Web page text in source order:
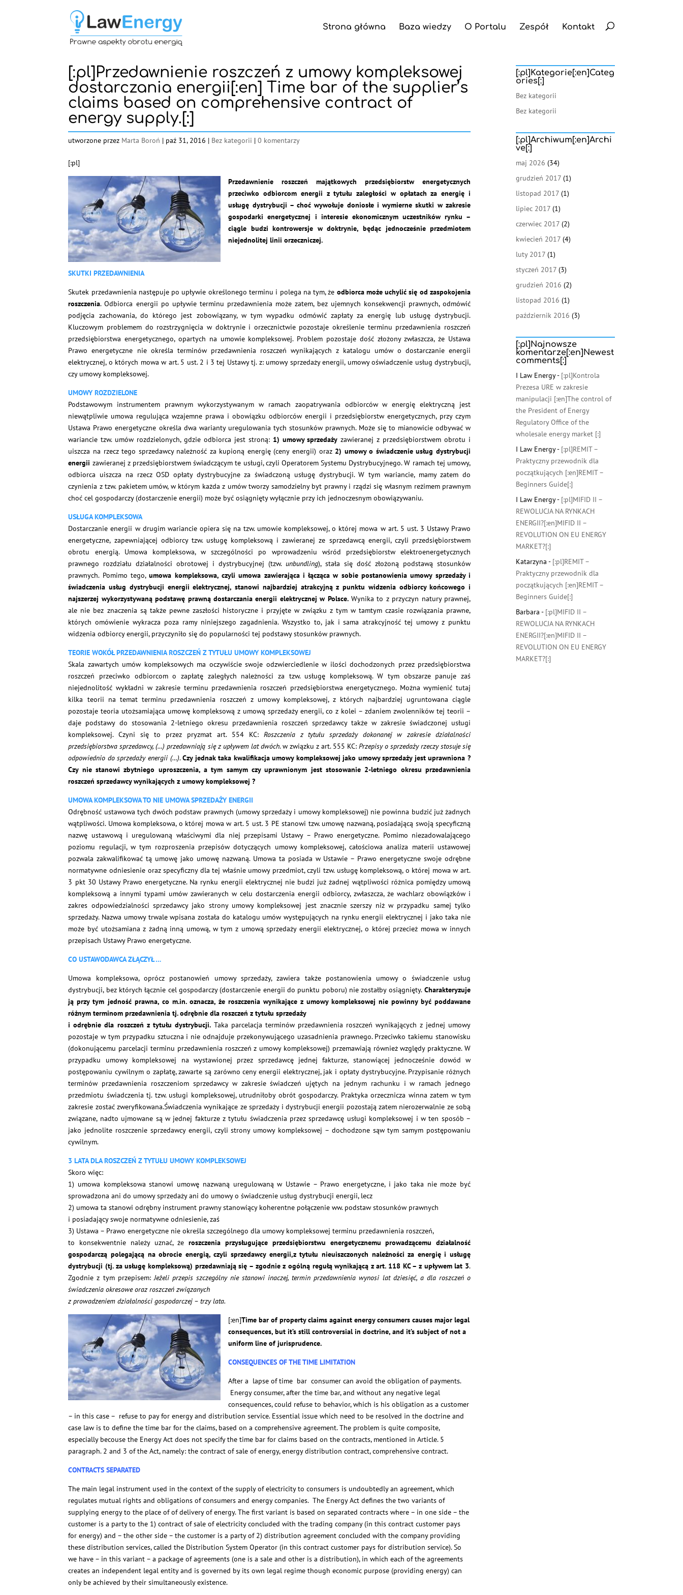
Strona główna Baza wiedzy O Portalu Zespół Kontakt
[:pl]Przedawnienie roszczeń z umowy kompleksowej
dostarczania energii[:en] Time bar of the supplier’s
claims based on comprehensive contract of
energy supply.[:]
utworzone przez Marta Boroń | paź 31, 2016 | Bez kategorii |0 komentarzy
[:pl]
Przedawnienie roszczeń majątkowych przedsiębiorstw energetycznych
przeciwko odbiorcom energii z tytułu zaległości w opłatach za energię i
usługę dystrybucji – choć wywołuje doniosłe i wymierne skutki w zakresie
gospodarki energetycznej i interesie ekonomicznym uczestników rynku –
ciągle budzi kontrowersje w doktrynie, będąc jednocześnie przedmiotem
niejednolitej linii orzeczniczej.
SKUTKI PRZEDAWNIENIA
Skutek przedawnienia następuje po upływie określonego terminu i polega na tym, że odbiorca może uchylić się od zaspokojenia
roszczenia. Odbiorca energii po upływie terminu przedawnienia może zatem, bez ujemnych konsekwencji prawnych, odmówić
podjęcia zachowania, do którego jest zobowiązany, w tym wypadku odmówić zapłaty za energię lub usługę dystrybucji.
Kluczowym problemem do rozstrzygnięcia w doktrynie i orzecznictwie pozostaje określenie terminu przedawnienia roszczeń
przedsiębiorstwa energetycznego, opartych na umowie kompleksowej. Problem pozostaje dość złożony zwłaszcza, że Ustawa
Prawo energetyczne nie określa terminów przedawnienia roszczeń wynikających z katalogu umów o dostarczanie energii
elektrycznej, o których mowa w art. 5 ust. 2 i 3 tej Ustawy tj. z: umowy sprzedaży energii, umowy oświadczenie usług dystrybucji,
czy umowy kompleksowej.
UMOWY ROZDZIELONE
Podstawowym instrumentem prawnym wykorzystywanym w ramach zaopatrywania odbiorców w energię elektryczną jest
niewątpliwie umowa regulująca wzajemne prawa i obowiązku odbiorców energii i przedsiębiorstw energetycznych, przy czym
Ustawa Prawo energetyczne określa dwa warianty uregulowania tych stosunków prawnych. Może się to mianowicie odbywać w
wariancie tzw. umów rozdzielonych, gdzie odbiorca jest stroną: 1) umowy sprzedaży zawieranej z przedsiębiorstwem obrotu i
uiszcza na rzecz tego sprzedawcy należność za kupioną energię (ceny energii) oraz 2) umowy o świadczenie usług dystrybucji
energii zawieranej z przedsiębiorstwem świadczącym te usługi, czyli Operatorem Systemu Dystrybucyjnego. W ramach tej umowy,
odbiorca uiszcza na rzecz OSD opłaty dystrybucyjne za świadczoną usługę dystrybucji. W tym wariancie, mamy zatem do
czynienia z tzw. pakietem umów, w którym każda z umów tworzy samodzielny byt prawny i rządzi się własnym reżimem prawnym
choć cel gospodarczy (dostarczenie energii) może być osiągnięty wyłącznie przy ich jednoczesnym obowiązywaniu.
USŁUGA KOMPLEKSOWA
Dostarczanie energii w drugim wariancie opiera się na tzw. umowie kompleksowej, o której mowa w art. 5 ust. 3 Ustawy Prawo
energetyczne, zapewniającej odbiorcy tzw. usługę kompleksową i zawieranej ze sprzedawcą energii, czyli przedsiębiorstwem
obrotu energią. Umowa kompleksowa, w szczególności po wprowadzeniu wśród przedsiębiorstw elektroenergetycznych
prawnego rozdziału działalności obrotowej i dystrybucyjnej (tzw.unbundling), stała się dość złożoną podstawą stosunków
prawnych. Pomimo tego,umowa kompleksowa, czyli umowa zawierająca i łącząca w sobie postanowienia umowy sprzedaży i
świadczenia usług dystrybucji energii elektrycznej, stanowi najbardziej atrakcyjną z punktu widzenia odbiorcy końcowego i
najszerzej wykorzystywaną podstawę prawną dostarczania energii elektrycznej w Polsce.Wynika to z przyczyn natury prawnej,
ale nie bez znaczenia są także pewne zaszłości historyczne i przyjęte w związku z tym w tamtym czasie rozwiązania prawne,
których omówienie wykracza poza ramy niniejszego zagadnienia. Wszystko to, jak i sama atrakcyjność tej umowy z punktu
widzenia odbiorcy energii, przyczyniło się do popularności tej podstawy stosunków prawnych.
TEORIE WOKÓŁ PRZEDAWNIENIA ROSZCZEŃ Z TYTUŁU UMOWY KOMPLEKSOWEJ
Skala zawartych umów kompleksowych ma oczywiście swoje odzwierciedlenie w ilości dochodzonych przez przedsiębiorstwa
roszczeń przeciwko odbiorcom o zapłatę zaległych należności za tzw. usługę kompleksową. W tym obszarze panuje zaś
niejednolitość wykładni w zakresie terminu przedawnienia roszczeń przedsiębiorstwa energetycznego. Można wymienić tutaj
kilka teorii na temat terminu przedawnienia roszczeń z umowy kompleksowej, z których najbardziej ugruntowana ciągle
pozostaje teoria utożsamiająca umowę kompleksową z umową sprzedaży energii, co z kolei – zdaniem zwolenników tej teorii –
daje podstawy do stosowania 2-letniego okresu przedawnienia roszczeń sprzedawcy także w zakresie świadczonej usługi
kompleksowej. Czyni się to przez pryzmat art. 554 KC: Roszczenia z tytułu sprzedaży dokonanej w zakresie działalności
przedsiębiorstwa sprzedawcy, (…) przedawniają się z upływem lat dwóch. w związku z art. 555 KC: Przepisy o sprzedaży rzeczy stosuje się
odpowiednio do sprzedaży energii (…).Czy jednak taka kwalifikacja umowy kompleksowej jako umowy sprzedaży jest uprawniona ?
Czy nie stanowi zbytniego uproszczenia, a tym samym czy uprawnionym jest stosowanie 2-letniego okresu przedawnienia
roszczeń sprzedawcy wynikających z umowy kompleksowej ?
UMOWA KOMPLEKSOWA TO NIE UMOWA SPRZEDAŻY ENERGII
Odrębność ustawowa tych dwóch podstaw prawnych (umowy sprzedaży i umowy kompleksowej) nie powinna budzić już żadnych
wątpliwości. Umowa kompleksowa, o której mowa w art. 5 ust. 3 PE stanowi tzw. umowę nazwaną, posiadającą swoją specyficzną
nazwę ustawową i uregulowaną właściwymi dla niej przepisami Ustawy – Prawo energetyczne. Pomimo niezadowalającego
poziomu regulacji, w tym rozproszenia przepisów dotyczących umowy kompleksowej, całościowa analiza materii ustawowej
pozwala zakwalifikować tą umowę jako umowę nazwaną. Umowa ta posiada w Ustawie – Prawo energetyczne swoje odrębne
normatywne odniesienie oraz specyficzny dla tej właśnie umowy przedmiot, czyli tzw. usługę kompleksową, o której mowa w art.
3 pkt 30 Ustawy Prawo energetyczne. Na rynku energii elektrycznej nie budzi już żadnej wątpliwości różnica pomiędzy umową
kompleksową a innymi typami umów zawieranych w celu dostarczenia energii odbiorcy, zwłaszcza, że wachlarz obowiązków i
zakres odpowiedzialności sprzedawcy jako strony umowy kompleksowej jest znacznie szerszy niż w przypadku samej tylko
sprzedaży. Nazwa umowy trwale wpisana została do katalogu umów występujących na rynku energii elektrycznej i jako taka nie
może być utożsamiana z żadną inną umową, w tym z umową sprzedaży energii elektrycznej, o której przecież mowa w innych
przepisach Ustawy Prawo energetyczne.
CO USTAWODAWCA ZŁĄCZYŁ …
Umowa kompleksowa, oprócz postanowień umowy sprzedaży, zawiera także postanowienia umowy o świadczenie usług
dystrybucji, bez których łącznie cel gospodarczy (dostarczenie energii do punktu poboru) nie zostałby osiągnięty.Charakteryzuje
ją przy tym jedność prawna, co m.in. oznacza, że roszczenia wynikające z umowy kompleksowej nie powinny być poddawane
różnym terminom przedawnienia tj. odrębnie dla roszczeń z tytułu sprzedaży
i odrębnie dla roszczeń z tytułu dystrybucji.Taka parcelacja terminów przedawnienia roszczeń wynikających z jednej umowy
pozostaje w tym przypadku sztuczna i nie odnajduje przekonywującego uzasadnienia prawnego. Przeciwko takiemu stanowisku
(dokonującemu parcelacji terminu przedawnienia roszczeń z umowy kompleksowej) przemawiają również względy praktyczne. W
przypadku umowy kompleksowej na wystawionej przez sprzedawcę jednej fakturze, stanowiącej jednocześnie dowód w
postępowaniu cywilnym o zapłatę, zawarte są zarówno ceny energii elektrycznej, jak i opłaty dystrybucyjne. Przypisanie różnych
terminów przedawnienia roszczeniom sprzedawcy w zakresie świadczeń ujętych na jednym rachunku i w ramach jednego
przedmiotu świadczenia tj. tzw. usługi kompleksowej, utrudniłoby obrót gospodarczy. Praktyka orzecznicza winna zatem w tym
zakresie zostać zweryfikowana.Świadczenia wynikające ze sprzedaży i dystrybucji energii pozostają zatem nierozerwalnie ze sobą
związane, nadto ujmowane są w jednej fakturze z tytułu świadczenia przez sprzedawcę usługi kompleksowej i w ten sposób –
jako jednolite roszczenie sprzedawcy energii, czyli strony umowy kompleksowej – dochodzone sąw tym samym postępowaniu
cywilnym.
3 LATA DLA ROSZCZEŃ Z TYTUŁU UMOWY KOMPLEKSOWEJ
Skoro więc:
1) umowa kompleksowa stanowi umowę nazwaną uregulowaną w Ustawie – Prawo energetyczne, i jako taka nie może być
sprowadzona ani do umowy sprzedaży ani do umowy o świadczenie usług dystrybucji energii, lecz
2) umowa ta stanowi odrębny instrument prawny stanowiący koherentne połączenie ww. podstaw stosunków prawnych
i posiadający swoje normatywne odniesienie, zaś
3) Ustawa – Prawo energetyczne nie określa szczególnego dla umowy kompleksowej terminu przedawnienia roszczeń,
to konsekwentnie należy uznać, żeroszczenia przysługujące przedsiębiorstwu energetycznemu prowadzącemu działalność
gospodarczą polegającą na obrocie energią, czyli sprzedawcy energii,z tytułu nieuiszczonych należności za energię i usługę
dystrybucji (tj. za usługę kompleksową) przedawniają się – zgodnie z ogólną regułą wynikającą z art. 118 KC – z upływem lat 3.
Zgodnie z tym przepisem:Jeżeli przepis szczególny nie stanowi inaczej, termin przedawnienia wynosi lat dziesięć, a dla roszczeń o
świadczenia okresowe oraz roszczeń związanych
z prowadzeniem działalności gospodarczej – trzy lata.
[:en]Time bar of property claims against energy consumers causes major legal
consequences,but it’s still controversial in doctrine, and it’s subject of not a
uniform line of jurisprudence.
CONSEQUENCES OF THE TIME LIMITATION
After a lapse of time bar consumer can avoid the obligation of payments.
Energy consumer, after the time bar, and without any negative legal
consequences, could refuse to behavior, which is his obligation as a customer
– in this case – refuse to pay for energy and distribution service. Essential issue which need to be resolved in the doctrine and
case law is to define the time bar for the claims, based on a comprehensive agreement. The problem is quite composite,
especially becouse the Energy Act does not specify the time bar for claims based on the contracts, mentioned in Article. 5
paragraph. 2 and 3 of the Act, namely: the contract of sale of energy, energy distribution contract, comprehensive contract.
CONTRACTS SEPARATED
The main legal instrument used in the context of the supply of electricity to consumers is undoubtedly an agreement, which
regulates mutual rights and obligations of consumers and energy companies. The Energy Act defines the two variants of
supplying energy to the place of of delivery of energy. The first variant is based on separated contracts where – in one side – the
customer is a party to the 1) contract of sale of electricity concluded with the trading company (in this contract customer pays
for energy) and – the other side – the customer is a party of 2) distribution agreement concluded with the company providing
these distribution services, called the Distribution System Operator (in this contract customer pays for distribution service). So
we have – in this variant – a package of agreements (one is a sale and other is a distribution), in which each of the agreements
creates an independent legal entity and is governed by its own legal regime though economic purpose (providing energy) can
only be achieved by their simultaneously existence.
[:pl]Kategorie[:en]Categ
ories[:]
Bez kategorii
Bez kategorii
[:pl]Archiwum[:en]Archi
ve[:]
maj 2026 (34)
grudzień 2017 (1)
listopad 2017 (1)
lipiec 2017 (1)
czerwiec 2017 (2)
kwiecień 2017 (4)
luty 2017 (1)
styczeń 2017 (3)
grudzień 2016 (2)
listopad 2016 (1)
październik 2016 (3)
[:pl]Najnowsze
komentarze[:en]Newest
comments[:]
I Law Energy- [:pl]Kontrola
Prezesa URE w zakresie
manipulacji [:en]The control of
the President of Energy
Regulatory Office of the
wholesale energy market [:]
I Law Energy- [:pl]REMIT –
Praktyczny przewodnik dla
początkujących [:en]REMIT –
Beginners Guide[:]
I Law Energy- [:pl]MIFID II –
REWOLUCJA NA RYNKACH
ENERGII?[:en]MIFID II –
REVOLUTION ON EU ENERGY
MARKET?[:]
Katarzyna - [:pl]REMIT –
Praktyczny przewodnik dla
początkujących [:en]REMIT –
Beginners Guide[:]
Barbara - [:pl]MIFID II –
REWOLUCJA NA RYNKACH
ENERGII?[:en]MIFID II –
REVOLUTION ON EU ENERGY
MARKET?[:]